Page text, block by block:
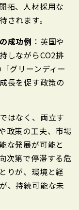
拓、人材採用な
されます。
成功例 ：英国や
しながらCO2排
グリーンディー
長を促す政策の
はなく、両立す
政策の工夫、市場
な発展が可能と
次第で停滞する危
りが、環境と経
、持続可能な未